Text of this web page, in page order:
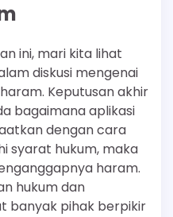
ini, mari kita lihat
diskusi mengenai
Keputusan akhir
bagaimana aplikasi
dengan cara
syarat hukum, maka
haram.
hukum dan
banyak pihak berpikir